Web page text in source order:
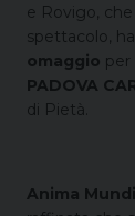
e Rovigo,
spettacolo,
omaggio per
PADOVA
di Pietà.
Anima Mundi